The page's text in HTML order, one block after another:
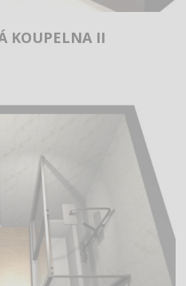
KOUPELNA II